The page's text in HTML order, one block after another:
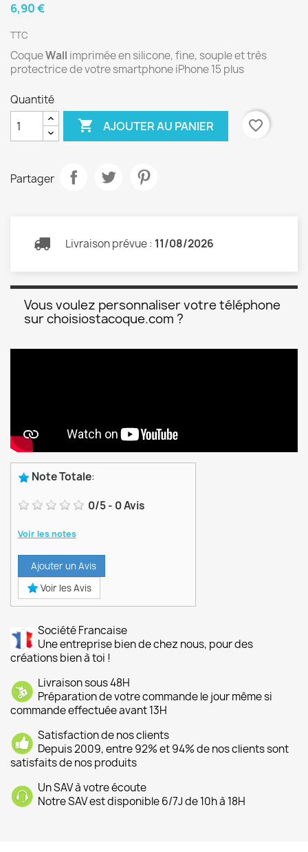
6,90 €
TTC
CoqueWall imprimée en silicone, fine, souple et très
protectrice de votre smartphone iPhone 15 plus
Quantité
 AJOUTER AU PANIER favorite_border
Partager
Livraison prévue : 11/08/2026
Vous voulez personnaliser votre téléphone
sur choisiostacoque.com ?
Note Totale:
0/5- 0Avis
Voir les notes
Ajouter un Avis
Voir les Avis
Société Francaise
Une entreprise bien de chez nous, pour des
créations bien à toi !
Livraison sous 48H
Préparation de votre commande le jour même si
commande effectuée avant 13H
Satisfaction de nos clients
Depuis 2009, entre 92% et 94% de nos clients sont
satisfaits de nos produits
Un SAV à votre écoute
Notre SAV est disponible 6/7J de 10h à 18H